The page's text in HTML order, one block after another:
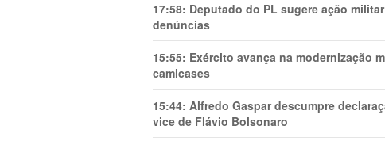
17:58: Deputado do PL sugere ação
denúncias
15:55: Exército avança na modernização
camicases
15:44: Alfredo Gaspar descumpre
vice de Flávio Bolsonaro